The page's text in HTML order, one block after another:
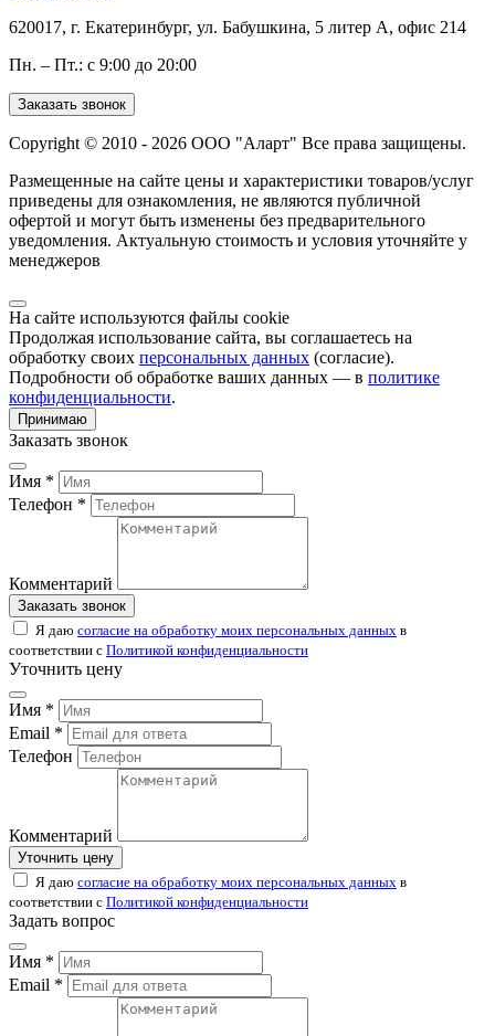
620017, г. Екатеринбург, ул. Бабушкина, 5 литер А, офис 214
Пн. – Пт.: с 9:00 до 20:00
Заказать звонок
Copyright © 2010 - 2026 ООО "Аларт" Все права защищены.
Размещенные на сайте цены и характеристики товаров/услуг
приведены для ознакомления, не являются публичной
офертой и могут быть изменены без предварительного
уведомления. Актуальную стоимость и условия уточняйте у
менеджеров
На сайте используются файлы cookie
Продолжая использование сайта, вы соглашаетесь на
обработку своих персональных данных (согласие).
Подробности об обработке ваших данных — в политике
конфиденциальности.
Принимаю
Заказать звонок
Имя *
Телефон *
Комментарий
Заказать звонок
Я даю согласие на обработку моих персональных данных в
соответствии с Политикой конфиденциальности
Уточнить цену
Имя *
Email *
Телефон
Комментарий
Уточнить цену
Я даю согласие на обработку моих персональных данных в
соответствии с Политикой конфиденциальности
Задать вопрос
Имя *
Email *